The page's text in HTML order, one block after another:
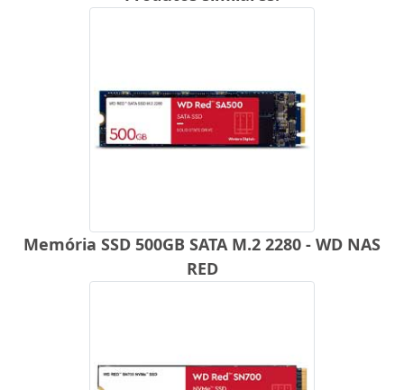
Memória SSD 500GB SATA M.2 2280 - WD NAS
RED